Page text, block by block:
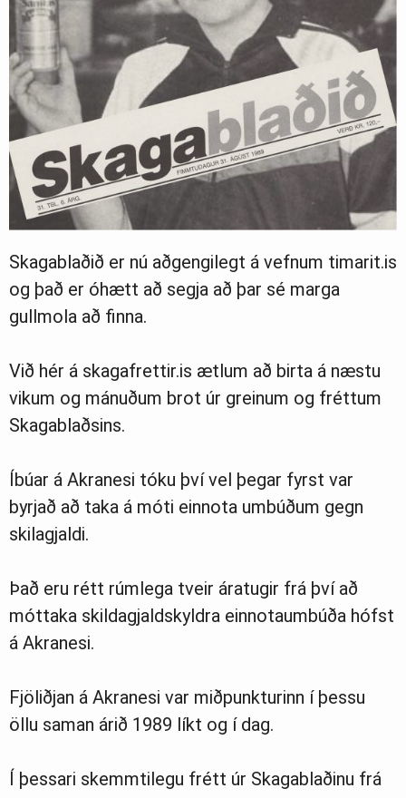
Skagablaðið er nú aðgengilegt á vefnum timarit.is
og það er óhætt að segja að þar sé marga
gullmola að finna.
Við hér á skagafrettir.is ætlum að birta á næstu
vikum og mánuðum brot úr greinum og fréttum
Skagablaðsins.
Íbúar á Akranesi tóku því vel þegar fyrst var
byrjað að taka á móti einnota umbúðum gegn
skilagjaldi.
Það eru rétt rúmlega tveir áratugir frá því að
móttaka skildagjaldskyldra einnotaumbúða hófst
á Akranesi.
Fjöliðjan á Akranesi var miðpunkturinn í þessu
öllu saman árið 1989 líkt og í dag.
Í þessari skemmtilegu frétt úr Skagablaðinu frá